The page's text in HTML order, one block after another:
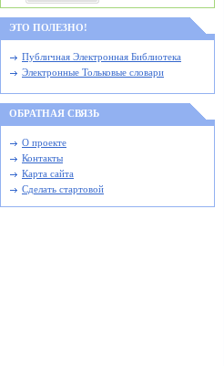
ЭТО ПОЛЕЗНО!
Публичная Электронная Библиотека
Электронные Тольковые словари
ОБРАТНАЯ СВЯЗЬ
О проекте
Контакты
Карта сайта
Сделать стартовой